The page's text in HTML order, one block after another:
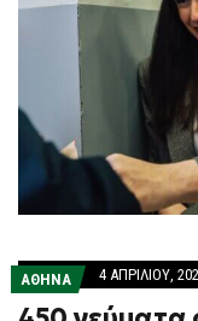
ΑΘΗΝΑ 4 ΑΠΡΙΛΊΟΥ,